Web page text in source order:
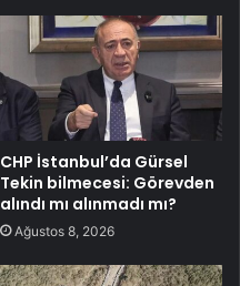
CHP İstanbul’da Gürsel
Tekin bilmecesi: Görevden
alındı mı alınmadı mı?
Ağustos 8, 2026